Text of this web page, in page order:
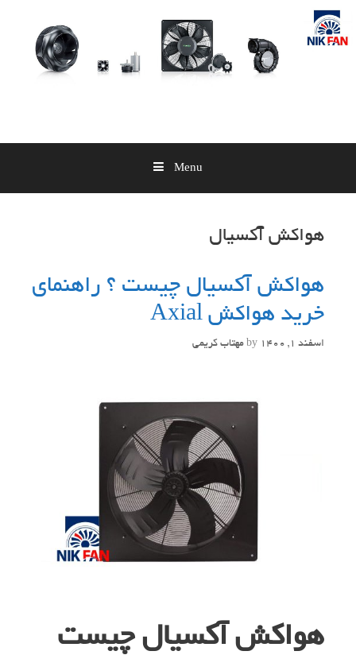
Skip
content
Menu
هواکش آکسیال
هواکش آکسیال چیست ؟ راهنمای
خرید هواکش Axial
اسفند 1, 1400 by مهتاب کریمی
هواکش آکسیال چیست